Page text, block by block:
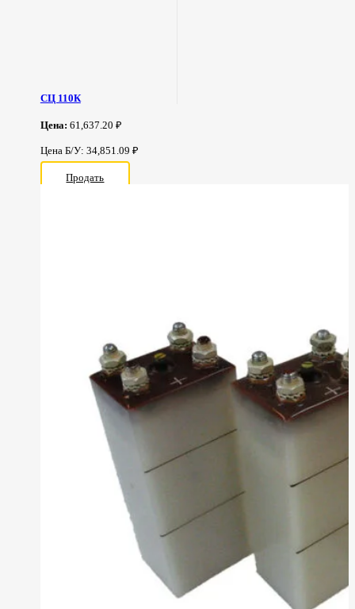
СЦ 110К
Цена: 61,637.20 ₽
Цена Б/У: 34,851.09 ₽
Продать